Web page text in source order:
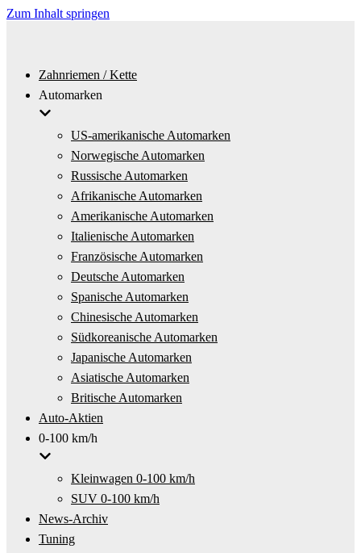
Zum Inhalt springen
Zahnriemen / Kette
Automarken
US-amerikanische Automarken
Norwegische Automarken
Russische Automarken
Afrikanische Automarken
Amerikanische Automarken
Italienische Automarken
Französische Automarken
Deutsche Automarken
Spanische Automarken
Chinesische Automarken
Südkoreanische Automarken
Japanische Automarken
Asiatische Automarken
Britische Automarken
Auto-Aktien
0-100 km/h
Kleinwagen 0-100 km/h
SUV 0-100 km/h
News-Archiv
Tuning